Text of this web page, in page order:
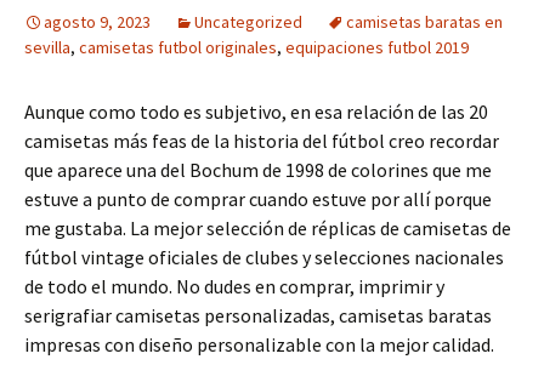
agosto 9, 2023 Uncategorized
camisetas baratas en
sevilla, camisetas futbol originales, equipaciones futbol 2019
Aunque como todo es subjetivo, en esa relación de las 20
camisetas más feas de la historia del fútbol creo recordar
que aparece una del Bochum de 1998 de colorines que me
estuve a punto de comprar cuando estuve por allí porque
me gustaba. La mejor selección de réplicas de camisetas de
fútbol vintage oficiales de clubes y selecciones nacionales
de todo el mundo. No dudes en comprar, imprimir y
serigrafiar camisetas personalizadas, camisetas baratas
impresas con diseño personalizable con la mejor calidad.